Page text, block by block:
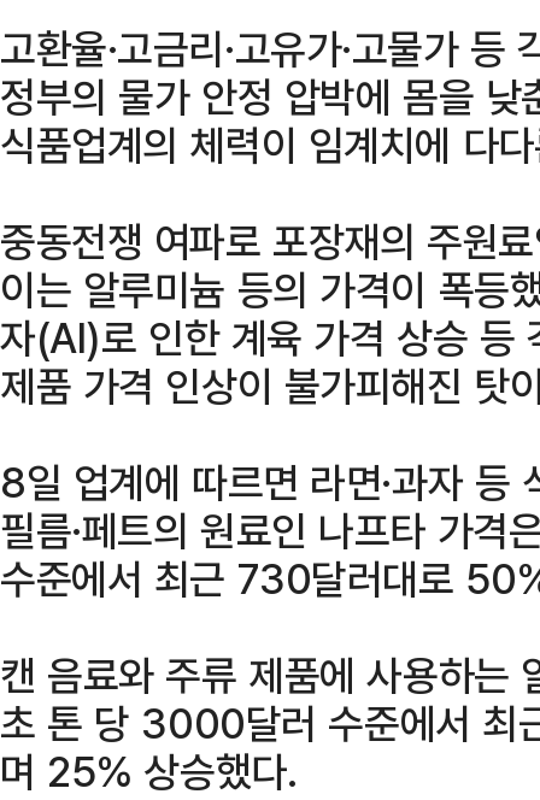
고환율·고금리·고유가·고물가
정부의 물가 안정 압박에 몸을
식품업계의 체력이 임계치에 다
중동전쟁 여파로 포장재의 주원
이는 알루미늄 등의 가격이 폭등
자(AI)로 인한 계육 가격 상승 등
제품 가격 인상이 불가피해진 탓
8일 업계에 따르면 라면·과자 등
필름·페트의 원료인 나프타 가
수준에서 최근 730달러대로
캔 음료와 주류 제품에 사용하는
초 톤 당 3000달러 수준에서 최
며 25% 상승했다.